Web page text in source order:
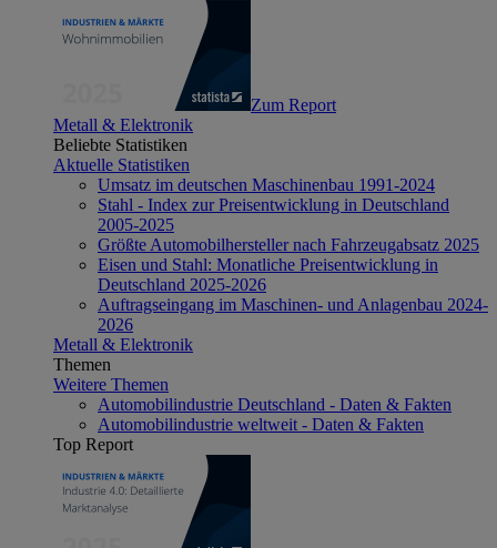
Zum Report
Metall & Elektronik
Beliebte Statistiken
Aktuelle Statistiken
Umsatz im deutschen Maschinenbau 1991-2024
Stahl - Index zur Preisentwicklung in Deutschland
2005-2025
Größte Automobilhersteller nach Fahrzeugabsatz 2025
Eisen und Stahl: Monatliche Preisentwicklung in
Deutschland 2025-2026
Auftragseingang im Maschinen- und Anlagenbau 2024-
2026
Metall & Elektronik
Themen
Weitere Themen
Automobilindustrie Deutschland - Daten & Fakten
Automobilindustrie weltweit - Daten & Fakten
Top Report